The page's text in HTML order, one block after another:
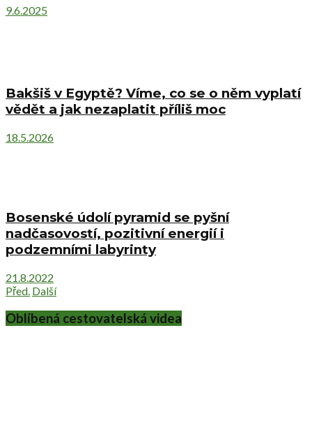
9.6.2025
Bakšiš v Egyptě? Víme, co se o něm vyplatí
vědět a jak nezaplatit příliš moc
18.5.2026
Bosenské údolí pyramid se pyšní
nadčasovostí, pozitivní energií i
podzemními labyrinty
21.8.2022
Před. Další
Oblíbená cestovatelská videa